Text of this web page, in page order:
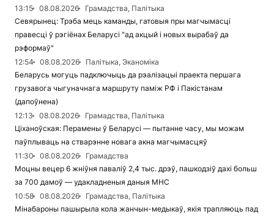
13:15
08.08.2026
Грамадства, Палітыка
Севярынец: Трэба мець каманды, гатовыя пры магчымасці
правесці ў рэгіёнах Беларусі "ад акцый і новых вырабаў да
рэформаў"
12:54
08.08.2026
Палітыка, Эканоміка
Беларусь могуць падключыць да рэалізацыі праекта першага
грузавога чыгуначнага маршруту паміж РФ і Пакістанам
(дапоўнена)
12:13
08.08.2026
Грамадства, Палітыка
Ціханоўская: Перамены ў Беларусі — пытанне часу, мы можам
паўплываць на стварэнне новага акна магчымасцяў
11:30
08.08.2026
Грамадства
Моцны вецер 6 жніўня паваліў 2,4 тыс. дрэў, пашкодзіў дахі больш
за 700 дамоў — удакладненыя даныя МНС
10:58
08.08.2026
Грамадства, Палітыка
Мінабароны пашырыла кола жанчын-медыкаў, якія трапляюць пад